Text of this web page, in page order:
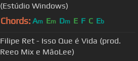
(Estúdio Windows)
Chords: Am Em Dm E F C Eb
Filipe Ret - Isso Que é Vida (prod.
Reeo Mix e MãoLee)